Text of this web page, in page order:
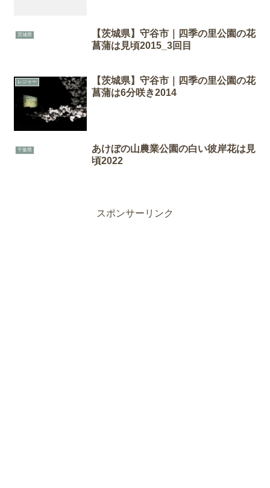
茨城県
【茨城県】守谷市｜四季の里公園の花
菖蒲は見頃2015_3回目
レジャー
【茨城県】守谷市｜四季の里公園の花
菖蒲は6分咲き2014
千葉県
あけぼの山農業公園の白い彼岸花は見
頃2022
スポンサーリンク